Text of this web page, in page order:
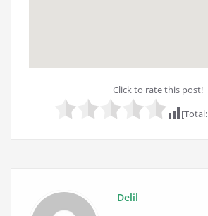
Click to rate this post!
[Total:
Delil